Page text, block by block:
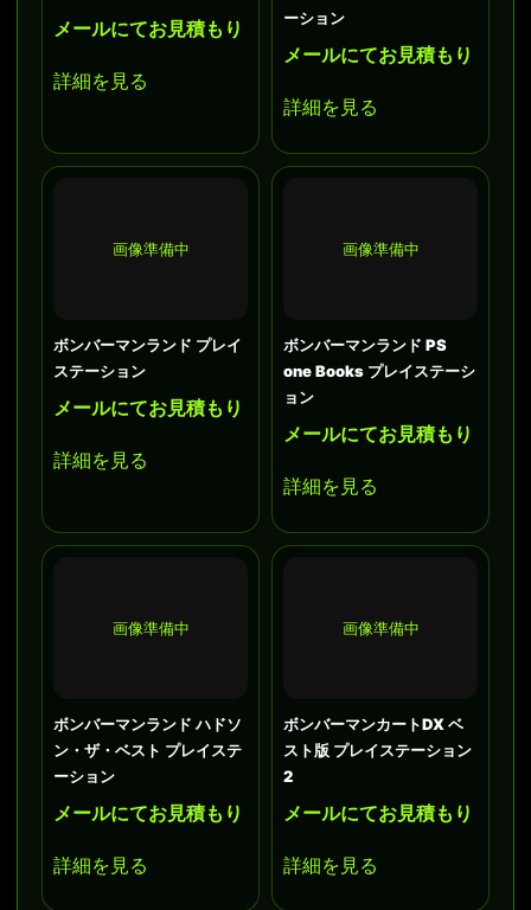
メールにてお見積もり
詳細を見る
ーション
メールにてお見積もり
詳細を見る
画像準備中
ボンバーマンランド プレイ
ステーション
メールにてお見積もり
詳細を見る
画像準備中
ボンバーマンランド PS
one Books プレイステーシ
ョン
メールにてお見積もり
詳細を見る
画像準備中
ボンバーマンランド ハドソ
ン・ザ・ベスト プレイステ
ーション
メールにてお見積もり
詳細を見る
画像準備中
ボンバーマンカートDX ベ
スト版 プレイステーション
2
メールにてお見積もり
詳細を見る